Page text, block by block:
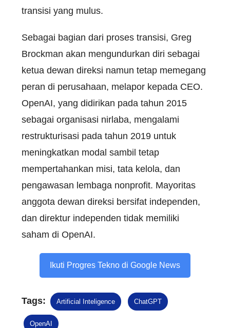
transisi yang mulus.
Sebagai bagian dari proses transisi, Greg
Brockman akan mengundurkan diri sebagai
ketua dewan direksi namun tetap memegang
peran di perusahaan, melapor kepada CEO.
OpenAI, yang didirikan pada tahun 2015
sebagai organisasi nirlaba, mengalami
restrukturisasi pada tahun 2019 untuk
meningkatkan modal sambil tetap
mempertahankan misi, tata kelola, dan
pengawasan lembaga nonprofit. Mayoritas
anggota dewan direksi bersifat independen,
dan direktur independen tidak memiliki
saham di OpenAI.
Ikuti Progres Tekno di Google News
Tags: Artificial Inteligence ChatGPT
OpenAI